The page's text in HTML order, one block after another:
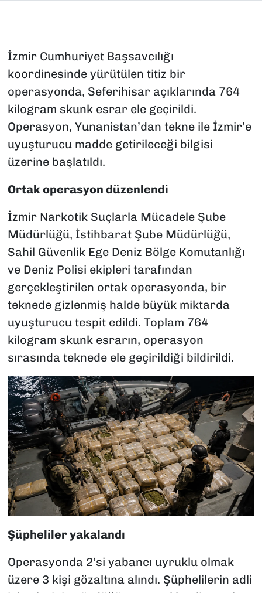
İzmir Cumhuriyet Başsavcılığı
koordinesinde yürütülen titiz bir
operasyonda, Seferihisar açıklarında 764
kilogram skunk esrar ele geçirildi.
Operasyon, Yunanistan’dan tekne ile İzmir’e
uyuşturucu madde getirileceği bilgisi
üzerine başlatıldı.
Ortak operasyon düzenlendi
İzmir Narkotik Suçlarla Mücadele Şube
Müdürlüğü, İstihbarat Şube Müdürlüğü,
Sahil Güvenlik Ege Deniz Bölge Komutanlığı
ve Deniz Polisi ekipleri tarafından
gerçekleştirilen ortak operasyonda, bir
teknede gizlenmiş halde büyük miktarda
uyuşturucu tespit edildi. Toplam 764
kilogram skunk esrarın, operasyon
sırasında teknede ele geçirildiği bildirildi.
Şüpheliler yakalandı
Operasyonda 2’si yabancı uyruklu olmak
üzere 3 kişi gözaltına alındı. Şüphelilerin adli